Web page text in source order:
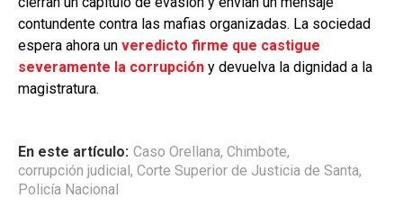
contundente contra las mafias organizadas. La sociedad
espera ahora un veredicto firme que castigue
severamente la corrupción y devuelva la dignidad a la
magistratura.
En este artículo: Caso Orellana, Chimbote,
corrupción judicial, Corte Superior de Justicia de Santa,
Policía Nacional